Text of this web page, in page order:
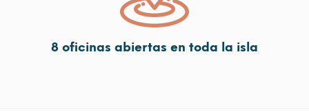
8 oficinas abiertas en toda la isla